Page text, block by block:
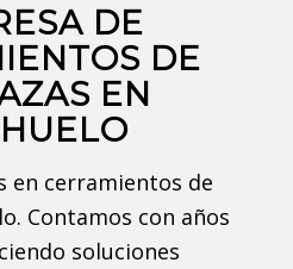
DE
DE
EN
en cerramientos de
Contamos con años
soluciones